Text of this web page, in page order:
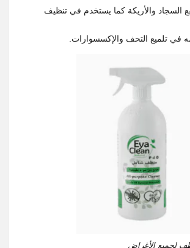
السجاد والأريكة كما يستخدم في تنظيف
في تلميع التحف والإكسسوارات.
لجميع الأغراض